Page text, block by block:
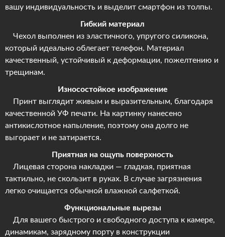
вашу индивидуальность и выделит смартфон из толпы.
Гибкий материал
Чехол выполнен из эластичного, упругого силикона,
который идеально облегает телефон. Материал
качественный, устойчивый к деформации, пожелтению и
трещинам.
Износостойкое изображение
Принт выглядит живым и выразительным, благодаря
качественной УФ печати. На картинку нанесено
антикислотное напыление, поэтому она долго не
выгорает и не затирается.
Приятная на ощупь поверхность
Лицевая сторона накладки — гладкая, приятная
тактильно, не скользит в руках. В случае загрязнения
легко очищается обычной влажной салфеткой.
Функциональные вырезы
Для вашего быстрого и свободного доступа к камере,
динамикам, зарядному порту в конструкции